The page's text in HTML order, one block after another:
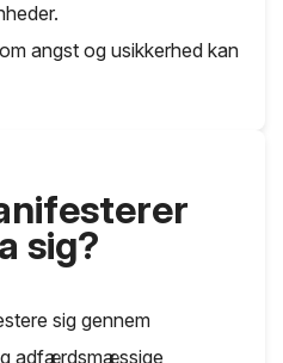
angst og usikkerhed kan
sig?
sig gennem
adfærdsmæssige